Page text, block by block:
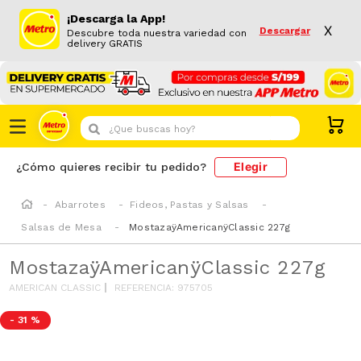
¡Descarga la App!
Descubre toda nuestra variedad con
delivery GRATIS
Descargar X
¿Que buscas hoy?
¿Cómo quieres recibir tu pedido? Elegir
Abarrotes
Fideos, Pastas y Salsas
Salsas de Mesa
MostazaÿAmericanÿClassic 227g
MostazaÿAmericanÿClassic 227g
AMERICAN CLASSIC REFERENCIA: 975705
- 31 %